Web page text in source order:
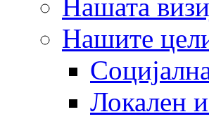
Нашата
Нашите
Локален